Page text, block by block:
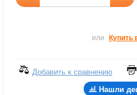
или Купить
Добавить к сравнению
Нашли